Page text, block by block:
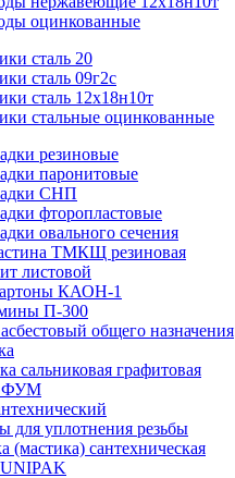
оцинкованные
сталь 20
сталь 09г2с
сталь 12х18н10т
стальные оцинкованные
резиновые
паронитовые
СНП
фторопластовые
овального сечения
ТМКЩ резиновая
листовой
КАОН-1
П-300
общего назначения
сальниковая графитовая
ФУМ
для уплотнения резьбы
(мастика) сантехническая